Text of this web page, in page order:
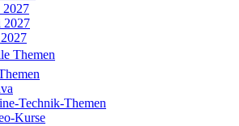
2027
Themen
Technik-Themen
Kurse